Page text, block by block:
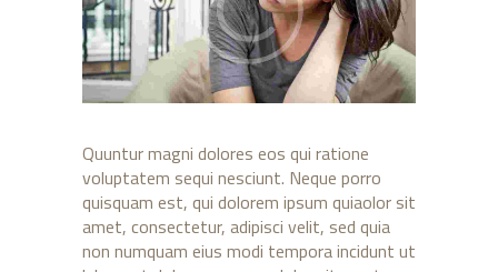
Quuntur magni dolores eos qui ratione
voluptatem sequi nesciunt. Neque porro
quisquam est, qui dolorem ipsum quiaolor sit
amet, consectetur, adipisci velit, sed quia
non numquam eius modi tempora incidunt ut